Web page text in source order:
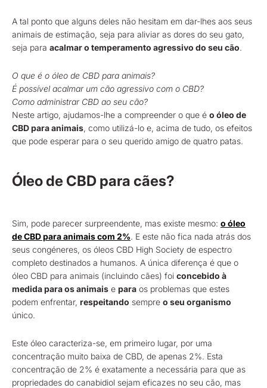
A tal ponto que alguns deles não hesitam em dar-lhes aos seus
animais de estimação, seja para aliviar as dores do seu gato,
seja para acalmar o temperamento agressivo do seu cão.
O que é o óleo de CBD para animais?
É possível acalmar um cão agressivo com o CBD?
Como administrar CBD ao seu cão?
Neste artigo, ajudamos-lhe a compreender o que é o óleo de
CBD para animais, como utilizá-lo e, acima de tudo, os efeitos
que pode esperar para o seu querido amigo de quatro patas.
Óleo de CBD para cães?
Sim, pode parecer surpreendente, mas existe mesmo: o óleo
de CBD para animais com 2%. E este não fica nada atrás dos
seus congéneres, os óleos CBD High Society de espectro
completo destinados a humanos. A única diferença é que o
óleo CBD para animais (incluindo cães) foi concebido à
medida para os animais e para os problemas que estes
podem enfrentar, respeitando sempre o seu organismo
único.
Este óleo caracteriza-se, em primeiro lugar, por uma
concentração muito baixa de CBD, de apenas 2%. Esta
concentração de 2% é exatamente a necessária para que as
propriedades do canabidiol sejam eficazes no seu cão, mas